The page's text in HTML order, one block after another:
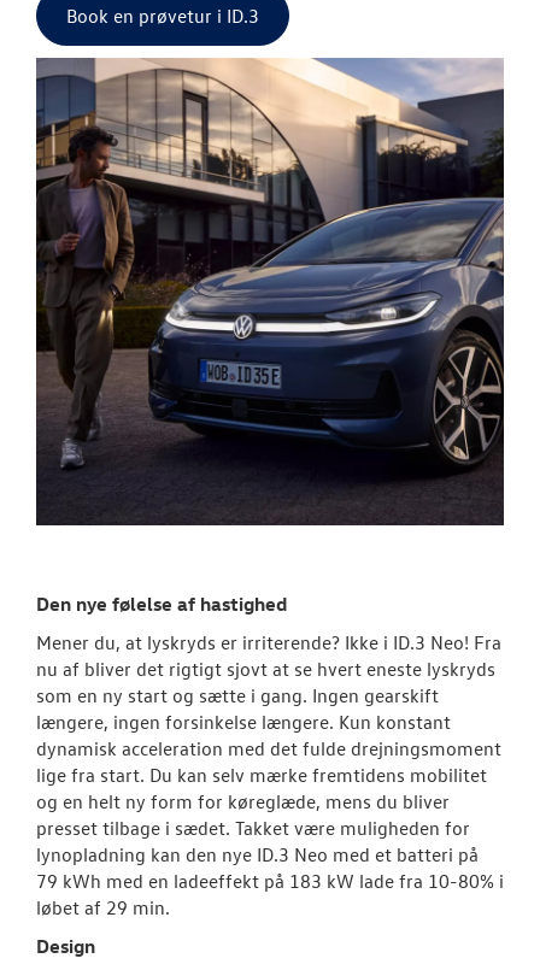
Book en prøvetur i ID.3
Den nye følelse af hastighed
Mener du, at lyskryds er irriterende? Ikke i ID.3 Neo! Fra
nu af bliver det rigtigt sjovt at se hvert eneste lyskryds
som en ny start og sætte i gang. Ingen gearskift
længere, ingen forsinkelse længere. Kun konstant
dynamisk acceleration med det fulde drejningsmoment
lige fra start. Du kan selv mærke fremtidens mobilitet
og en helt ny form for køreglæde, mens du bliver
presset tilbage i sædet. Takket være muligheden for
lynopladning kan den nye ID.3 Neo med et batteri på
79 kWh med en ladeeffekt på 183 kW lade fra 10-80% i
løbet af 29 min.
Design